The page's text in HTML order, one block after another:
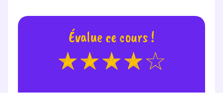
Évalue ce cours !
pendant 24h notre
plateforme de soutien
scolaire !